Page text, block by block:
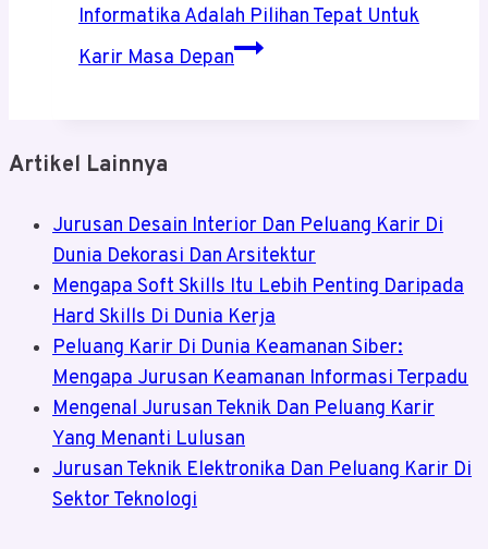
Informatika Adalah Pilihan Tepat Untuk
Karir Masa Depan
Artikel Lainnya
Jurusan Desain Interior Dan Peluang Karir Di
Dunia Dekorasi Dan Arsitektur
Mengapa Soft Skills Itu Lebih Penting Daripada
Hard Skills Di Dunia Kerja
Peluang Karir Di Dunia Keamanan Siber:
Mengapa Jurusan Keamanan Informasi Terpadu
Mengenal Jurusan Teknik Dan Peluang Karir
Yang Menanti Lulusan
Jurusan Teknik Elektronika Dan Peluang Karir Di
Sektor Teknologi